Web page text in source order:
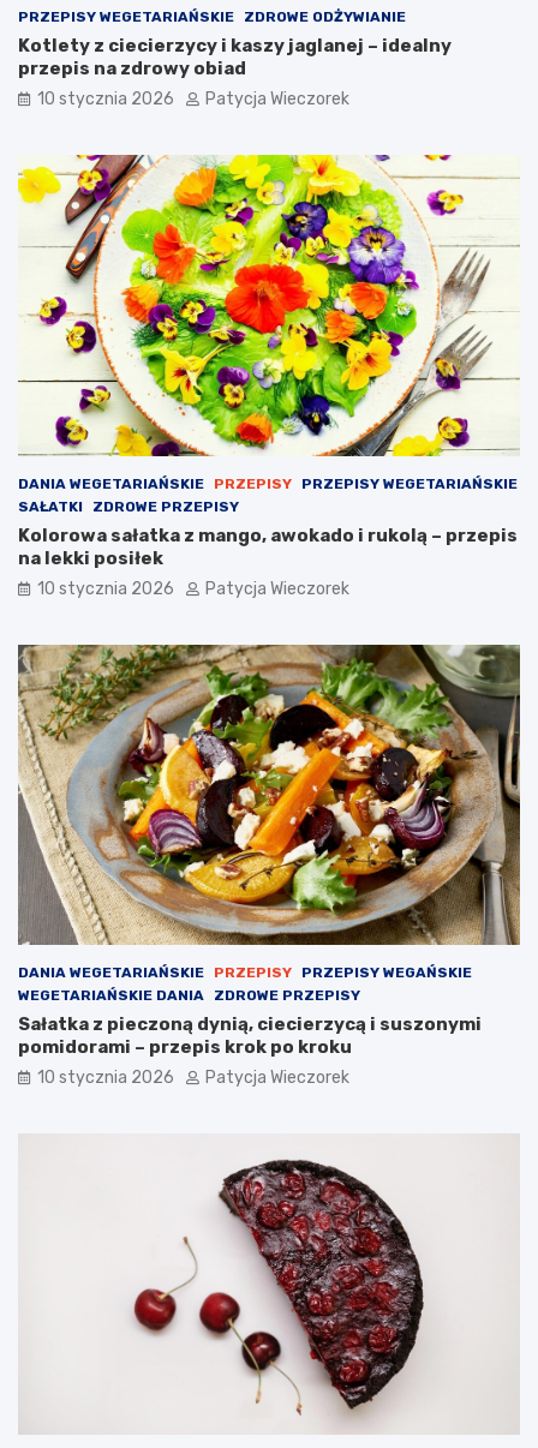
PRZEPISY WEGETARIAŃSKIE
ZDROWE ODŻYWIANIE
Kotlety z ciecierzycy i kaszy jaglanej – idealny
przepis na zdrowy obiad
10 stycznia 2026 Patycja Wieczorek
DANIA WEGETARIAŃSKIE PRZEPISY
PRZEPISY WEGETARIAŃSKIE
SAŁATKI
ZDROWE PRZEPISY
Kolorowa sałatka z mango, awokado i rukolą – przepis
na lekki posiłek
10 stycznia 2026 Patycja Wieczorek
DANIA WEGETARIAŃSKIE PRZEPISY
PRZEPISY WEGAŃSKIE
WEGETARIAŃSKIE DANIA
ZDROWE PRZEPISY
Sałatka z pieczoną dynią, ciecierzycą i suszonymi
pomidorami – przepis krok po kroku
10 stycznia 2026 Patycja Wieczorek